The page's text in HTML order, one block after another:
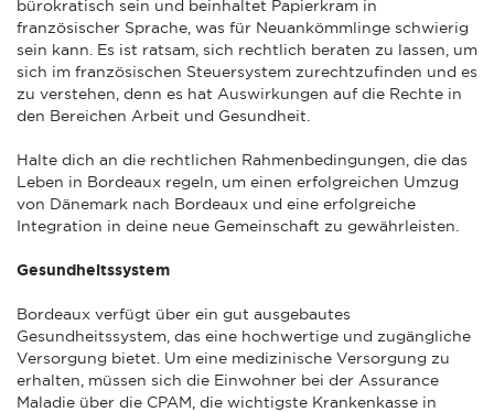
bürokratisch sein und beinhaltet Papierkram in
französischer Sprache, was für Neuankömmlinge schwierig
sein kann. Es ist ratsam, sich rechtlich beraten zu lassen, um
sich im französischen Steuersystem zurechtzufinden und es
zu verstehen, denn es hat Auswirkungen auf die Rechte in
den Bereichen Arbeit und Gesundheit.
Halte dich an die rechtlichen Rahmenbedingungen, die das
Leben in Bordeaux regeln, um einen erfolgreichen Umzug
von Dänemark nach Bordeaux und eine erfolgreiche
Integration in deine neue Gemeinschaft zu gewährleisten.
Gesundheitssystem
Bordeaux verfügt über ein gut ausgebautes
Gesundheitssystem, das eine hochwertige und zugängliche
Versorgung bietet. Um eine medizinische Versorgung zu
erhalten, müssen sich die Einwohner bei der Assurance
Maladie über die CPAM, die wichtigste Krankenkasse in